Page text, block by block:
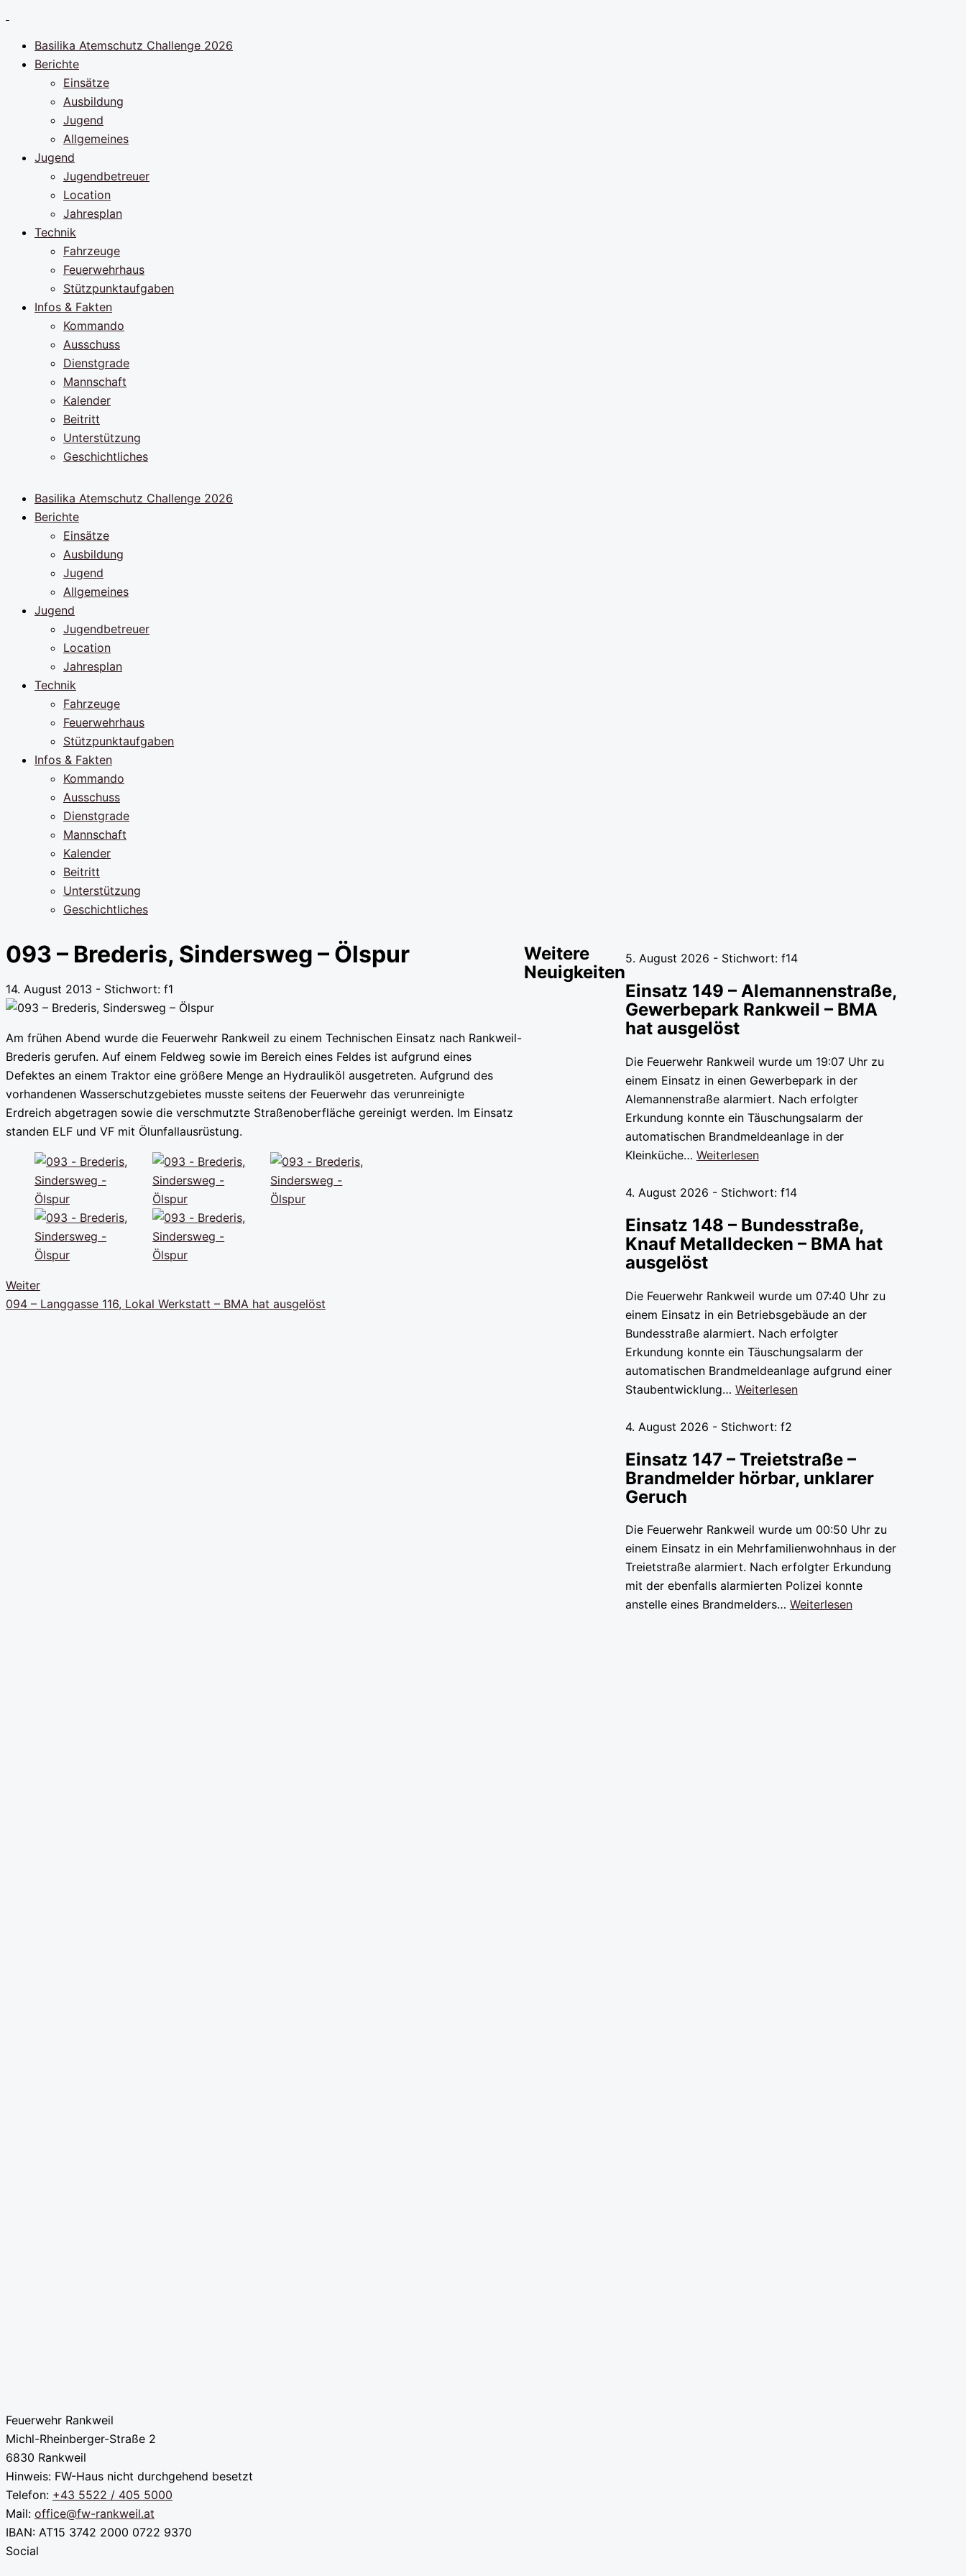
springenBasilika Atemschutz Challenge 2026
Berichte
Einsätze
Ausbildung
Jugend
Allgemeines
Jugend
Jugendbetreuer
Location
Jahresplan
Technik
Fahrzeuge
Feuerwehrhaus
Stützpunktaufgaben
Infos & Fakten
Kommando
Ausschuss
Dienstgrade
Mannschaft
Kalender
Beitritt
Unterstützung
Geschichtliches
Basilika Atemschutz Challenge 2026
Berichte
Einsätze
Ausbildung
Jugend
Allgemeines
Jugend
Jugendbetreuer
Location
Jahresplan
Technik
Fahrzeuge
Feuerwehrhaus
Stützpunktaufgaben
Infos & Fakten
Kommando
Ausschuss
Dienstgrade
Mannschaft
Kalender
Beitritt
Unterstützung
Geschichtliches
093 – Brederis, Sindersweg – Ölspur
14. August 2013 - Stichwort: f1
Am frühen Abend wurde die Feuerwehr Rankweil zu einem Technischen Einsatz nach Rankweil-
Brederis gerufen. Auf einem Feldweg sowie im Bereich eines Feldes ist aufgrund eines
Defektes an einem Traktor eine größere Menge an Hydrauliköl ausgetreten. Aufgrund des
vorhandenen Wasserschutzgebietes musste seitens der Feuerwehr das verunreinigte
Erdreich abgetragen sowie die verschmutzte Straßenoberfläche gereinigt werden. Im Einsatz
standen ELF und VF mit Ölunfallausrüstung.
Weiter
094 – Langgasse 116, Lokal Werkstatt – BMA hat ausgelöst
Weitere
Neuigkeiten
5. August 2026 - Stichwort: f14
Einsatz 149 – Alemannenstraße,
Gewerbepark Rankweil – BMA
hat ausgelöst
Die Feuerwehr Rankweil wurde um 19:07 Uhr zu
einem Einsatz in einen Gewerbepark in der
Alemannenstraße alarmiert. Nach erfolgter
Erkundung konnte ein Täuschungsalarm der
automatischen Brandmeldeanlage in der
Kleinküche… Weiterlesen
4. August 2026 - Stichwort: f14
Einsatz 148 – Bundesstraße,
Knauf Metalldecken – BMA hat
ausgelöst
Die Feuerwehr Rankweil wurde um 07:40 Uhr zu
einem Einsatz in ein Betriebsgebäude an der
Bundesstraße alarmiert. Nach erfolgter
Erkundung konnte ein Täuschungsalarm der
automatischen Brandmeldeanlage aufgrund einer
Staubentwicklung… Weiterlesen
4. August 2026 - Stichwort: f2
Einsatz 147 – Treietstraße –
Brandmelder hörbar, unklarer
Geruch
Die Feuerwehr Rankweil wurde um 00:50 Uhr zu
einem Einsatz in ein Mehrfamilienwohnhaus in der
Treietstraße alarmiert. Nach erfolgter Erkundung
mit der ebenfalls alarmierten Polizei konnte
anstelle eines Brandmelders… Weiterlesen
Feuerwehr Rankweil
Michl-Rheinberger-Straße 2
6830 Rankweil
Hinweis: FW-Haus nicht durchgehend besetzt
Telefon: +43 5522 / 405 5000
Mail: office@fw-rankweil.at
IBAN: AT15 3742 2000 0722 9370
Social